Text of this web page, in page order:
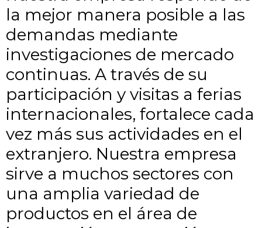
la mejor manera posible a las
demandas mediante
investigaciones de mercado
continuas. A través de su
participación y visitas a ferias
internacionales, fortalece cada
vez más sus actividades en el
extranjero. Nuestra empresa
sirve a muchos sectores con
una amplia variedad de
productos en el área de